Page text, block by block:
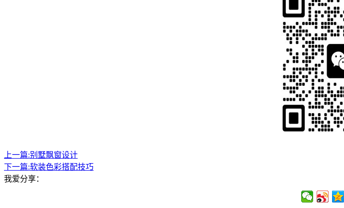
上一篇:别墅飘窗设计
下一篇:软装色彩搭配技巧
我爱分享：